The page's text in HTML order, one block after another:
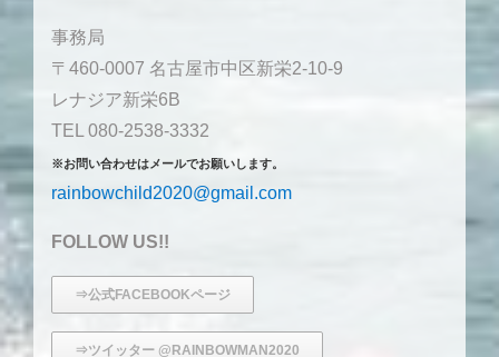
事務局
〒460-0007 名古屋市中区新栄2-10-9
レナジア新栄6B
TEL 080-2538-3332
※お問い合わせはメールでお願いします。
rainbowchild2020@gmail.com
FOLLOW US!!
⇒公式FACEBOOKページ
⇒ツイッター @RAINBOWMAN2020